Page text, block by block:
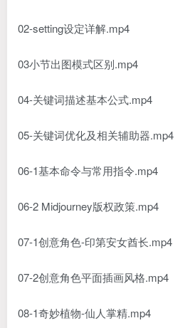
02-setting设定详解.mp4
03小节出图模式区别.mp4
04-关键词描述基本公式.mp4
05-关键词优化及相关辅助器.mp4
06-1基本命令与常用指令.mp4
06-2 Midjourney版权政策.mp4
07-1创意角色-印第安女酋长.mp4
07-2创意角色平面插画风格.mp4
08-1奇妙植物-仙人掌精.mp4